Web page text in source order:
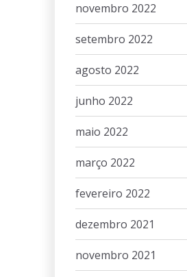
novembro 2022
setembro 2022
agosto 2022
junho 2022
maio 2022
março 2022
fevereiro 2022
dezembro 2021
novembro 2021